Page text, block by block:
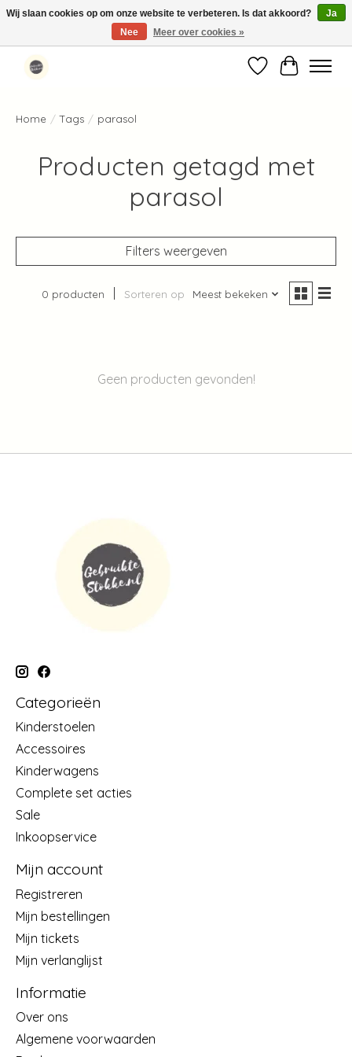
Standaard verzending binnen 1-2 werkdagen in Nederland en België ✓
Verlanglijst
Home / Tags / parasol
Producten getagd met
parasol
Filters weergeven
0 producten Sorteren op Meest bekeken
Geen producten gevonden!
Categorieën
Kinderstoelen
Accessoires
Kinderwagens
Complete set acties
Sale
Inkoopservice
Mijn account
Registreren
Mijn bestellingen
Mijn tickets
Mijn verlanglijst
Informatie
Over ons
Algemene voorwaarden
Wij slaan cookies op om onze website te verbeteren. Is dat akkoord?
Ja
Nee
Meer over cookies »